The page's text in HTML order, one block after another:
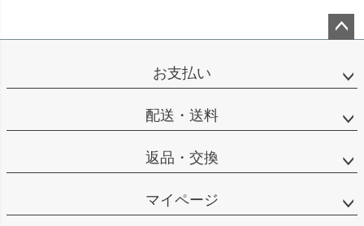
ップ
お支払い
配送・送料
返品・交換
マイページ